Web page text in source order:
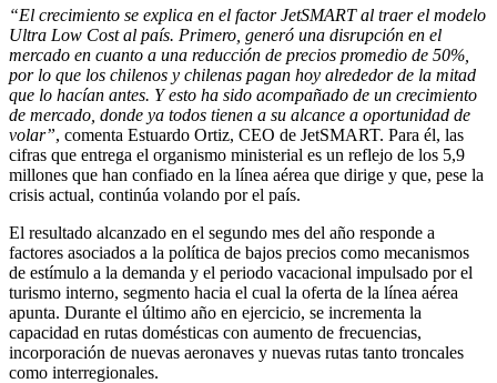
“El crecimiento se explica en el factor JetSMART al traer el modelo
Ultra Low Cost al país. Primero, generó una disrupción en el
mercado en cuanto a una reducción de precios promedio de 50%,
por lo que los chilenos y chilenas pagan hoy alrededor de la mitad
que lo hacían antes. Y esto ha sido acompañado de un crecimiento
de mercado, donde ya todos tienen a su alcance a oportunidad de
volar”, comenta Estuardo Ortiz, CEO de JetSMART. Para él, las
cifras que entrega el organismo ministerial es un reflejo de los 5,9
millones que han confiado en la línea aérea que dirige y que, pese la
crisis actual, continúa volando por el país.
El resultado alcanzado en el segundo mes del año responde a
factores asociados a la política de bajos precios como mecanismos
de estímulo a la demanda y el periodo vacacional impulsado por el
turismo interno, segmento hacia el cual la oferta de la línea aérea
apunta. Durante el último año en ejercicio, se incrementa la
capacidad en rutas domésticas con aumento de frecuencias,
incorporación de nuevas aeronaves y nuevas rutas tanto troncales
como interregionales.